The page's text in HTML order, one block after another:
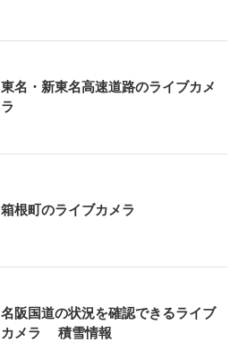
東名・新東名高速道路のライブカメ
ラ
箱根町のライブカメラ
名阪国道の状況を確認できるライブ
カメラ 積雪情報